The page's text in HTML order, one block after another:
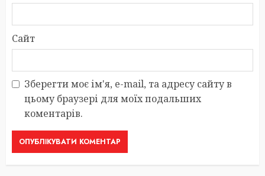
Сайт
Зберегти моє ім'я, e-mail, та адресу сайту в
цьому браузері для моїх подальших
коментарів.